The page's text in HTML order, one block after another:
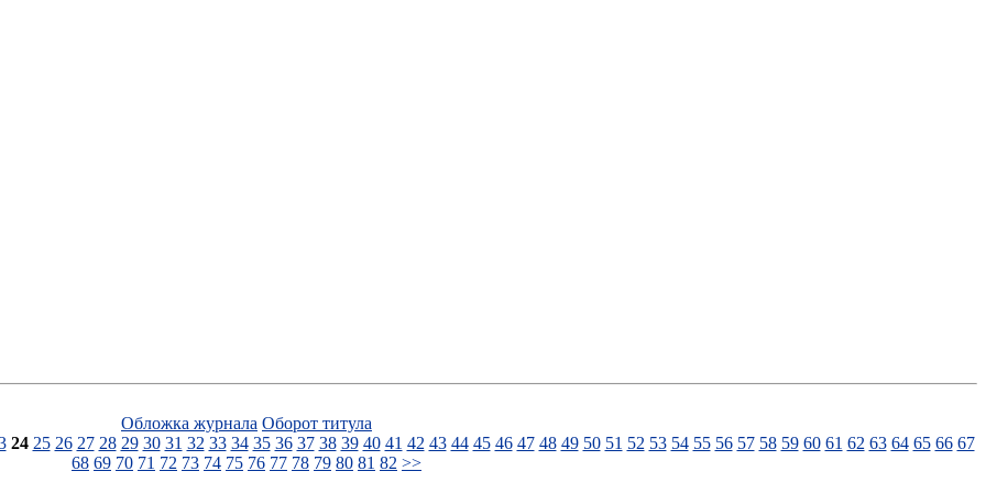
Обложка журнала Оборот титула
24 25 26 27 28 29 30 31 32 33 34 35 36 37 38 39 40 41 42 43 44 45 46 47 48 49 50 51 52 53 54 55 56 57 58 59 60 61 62 63 64 65 66 67
68 69 70 71 72 73 74 75 76 77 78 79 80 81 82 >>